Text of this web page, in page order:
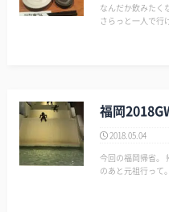
なんだか飲みたく
さらっと一人で行
福岡
2018.05.04
今回の福岡帰省。 帰省じゃない
のあと元祖行って